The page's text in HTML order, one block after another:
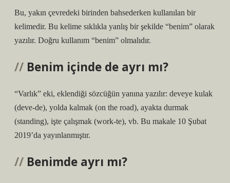
Bu, yakın çevredeki birinden bahsederken kullanılan bir
kelimedir. Bu kelime sıklıkla yanlış bir şekilde “benim” olarak
yazılır. Doğru kullanım “benim” olmalıdır.
Benim içinde de ayrı mı?
“Varlık” eki, eklendiği sözcüğün yanına yazılır: deveye kulak
(deve-de), yolda kalmak (on the road), ayakta durmak
(standing), işte çalışmak (work-te), vb. Bu makale 10 Şubat
2019’da yayınlanmıştır.
Benimde ayrı mı?